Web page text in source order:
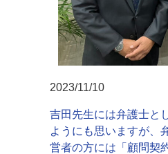
2023/11/10
吉田先生には弁護士と
ようにも思いますが、
営者の方には「顧問契